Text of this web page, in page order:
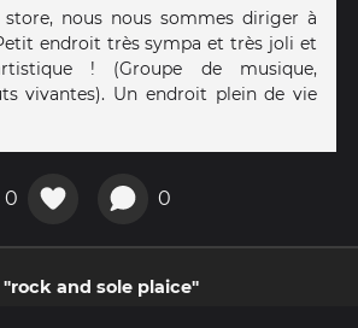
nous nous sommes diriger à
endroit très sympa et très joli et
! (Groupe de musique,
vivantes). Un endroit plein de vie
0 0
and sole plaice"